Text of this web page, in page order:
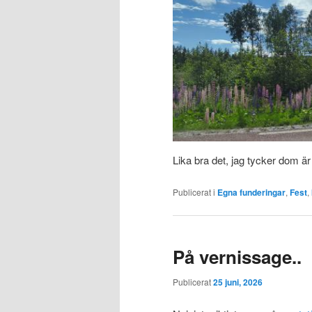
Lika bra det, jag tycker dom
Publicerat i Egna funderingar, Fest,
På vernissage..
Publicerat25 juni, 2026